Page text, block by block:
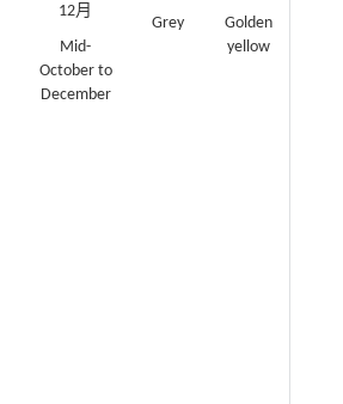
12月
Mid-
October to
December
Grey
Golden
yellow